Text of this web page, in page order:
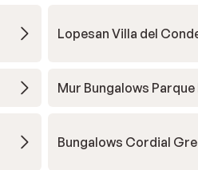
Lopesan Villa del
Mur Bungalows
Bungalows Cordial